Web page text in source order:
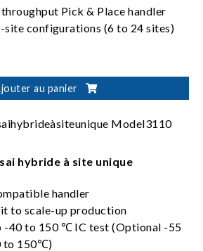
Pick & Place handler
site configurations (6 to 24 sites)
au panier
hybride à site unique
handler
to scale-up production
-40 to 150 ℃ IC test (Optional -55
to 150℃)